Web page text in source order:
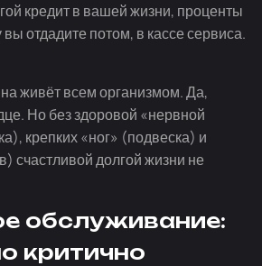
кредит в вашей жизни, проценты
отдадите потом, в кассе сервиса.
живёт всем организмом. Да,
Но без здоровой «нервной
крепких «ног» (подвеска) и
счастливой долгой жизни не
обслуживание:
критично